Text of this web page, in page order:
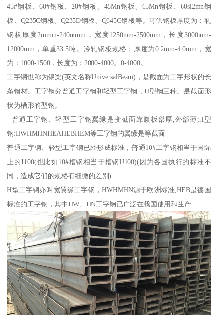
45#钢板、60#钢板、20#钢板、45Mn钢板、65Mn钢板、60si2mn钢
板、Q235C钢板、Q235D钢板、Q345C钢板等。可供钢板厚度为：轧
钢板厚度2mmm-240mmm，宽度1250mm-2500mm，长度3000mm-
12000mm，单重33.5吨。冷轧钢板规格：厚度为0.2mm-4.0mm，宽
为：1000-1500，长度为：2000-4000。0-4000。
工字钢也称为钢梁(英文名称UniversalBeam)，是截面为工字形状的长
条钢材。工字钢分普通工字钢和轻型工字钢，H型钢三种。是截面形
状为槽形的型钢。
普通工字钢、轻型工字钢翼缘是变截面靠腹板部厚,外部薄;H型
钢:HWHMHNHEAHEBHEM等工字钢的翼缘是等截面
普通工字钢、轻型工字钢已经形成标准，普通10#工字钢相当于国际
上的I100(也比如10#槽钢相当于槽钢U100)(因为各国执行的标准不
同，造成它们的规格有细微的差别).
H型工字钢亦叫宽翼缘工字钢，HWHMHN源于欧洲标准,HEB是德国
标准的工字钢，其中HW、HN工字钢已广泛在我国使用和生产.